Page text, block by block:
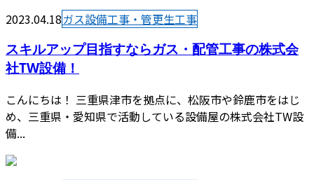
2023.04.18ガス設備工事・管更生工事
スキルアップ目指すならガス・配管工事の株式会
社TW設備！
こんにちは！ 三重県津市を拠点に、松阪市や鈴鹿市をはじ
め、三重県・愛知県で活動している設備屋の株式会社TW設
備...